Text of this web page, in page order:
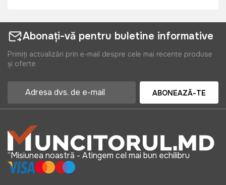
Abonați-vă pentru buletine informative
Primiți actualizări prin e-mail despre cele mai recente produse
și oferte
ABONEAZĂ-TE
“Misiunea noastră - Atingem cel mai bun echilibru